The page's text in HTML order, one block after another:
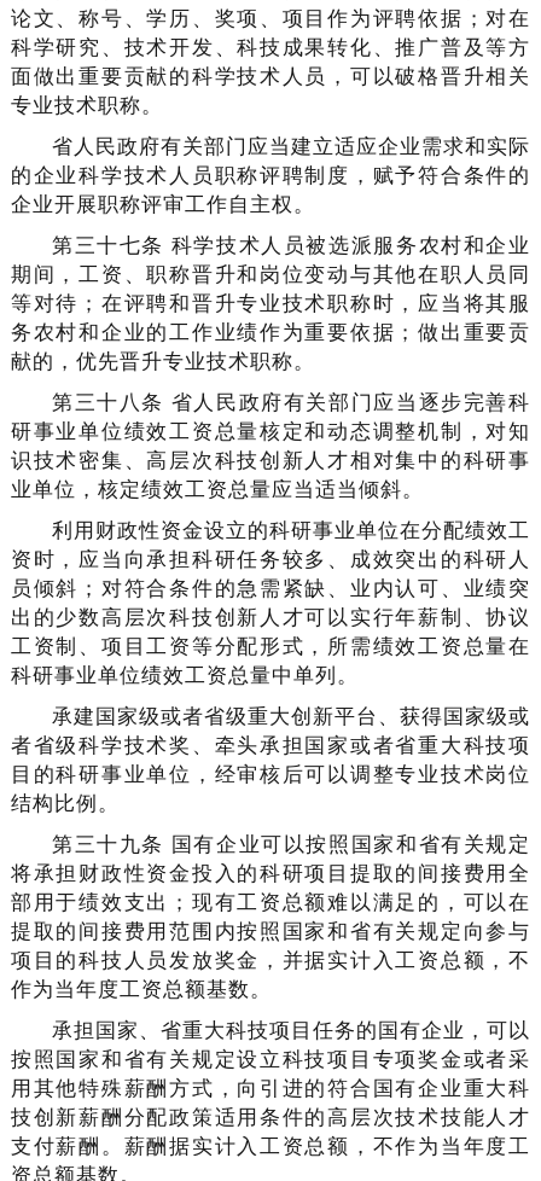
论文、称号、学历、奖项、项目作为评聘依据；对在
科学研究、技术开发、科技成果转化、推广普及等方
面做出重要贡献的科学技术人员，可以破格晋升相关
专业技术职称。
省人民政府有关部门应当建立适应企业需求和实际
的企业科学技术人员职称评聘制度，赋予符合条件的
企业开展职称评审工作自主权。
第三十七条 科学技术人员被选派服务农村和企业
期间，工资、职称晋升和岗位变动与其他在职人员同
等对待；在评聘和晋升专业技术职称时，应当将其服
务农村和企业的工作业绩作为重要依据；做出重要贡
献的，优先晋升专业技术职称。
第三十八条 省人民政府有关部门应当逐步完善科
研事业单位绩效工资总量核定和动态调整机制，对知
识技术密集、高层次科技创新人才相对集中的科研事
业单位，核定绩效工资总量应当适当倾斜。
利用财政性资金设立的科研事业单位在分配绩效工
资时，应当向承担科研任务较多、成效突出的科研人
员倾斜；对符合条件的急需紧缺、业内认可、业绩突
出的少数高层次科技创新人才可以实行年薪制、协议
工资制、项目工资等分配形式，所需绩效工资总量在
科研事业单位绩效工资总量中单列。
承建国家级或者省级重大创新平台、获得国家级或
者省级科学技术奖、牵头承担国家或者省重大科技项
目的科研事业单位，经审核后可以调整专业技术岗位
结构比例。
第三十九条 国有企业可以按照国家和省有关规定
将承担财政性资金投入的科研项目提取的间接费用全
部用于绩效支出；现有工资总额难以满足的，可以在
提取的间接费用范围内按照国家和省有关规定向参与
项目的科技人员发放奖金，并据实计入工资总额，不
作为当年度工资总额基数。
承担国家、省重大科技项目任务的国有企业，可以
按照国家和省有关规定设立科技项目专项奖金或者采
用其他特殊薪酬方式，向引进的符合国有企业重大科
技创新薪酬分配政策适用条件的高层次技术技能人才
支付薪酬。薪酬据实计入工资总额，不作为当年度工
资总额基数。